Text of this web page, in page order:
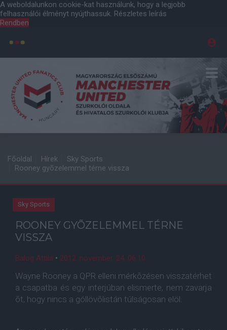
A weboldalunkon cookie-kat használunk, hogy a legjobb
felhasználói élményt nyújthassuk. Részletes leírás
Rendben
Főoldal Hírek
Sky Sports
Rooney gyõzelemmel térne vissza
Sky Sports
ROONEY GYÕZELEMMEL TÉRNE
VISSZA
Balog Attila • 2012. november. 24. 06:10
Wayne Rooney a QPR elleni mérkõzésen visszatérhet
a csapatba és egy interjúban elismerte, nem zavarja
õt, hogy nincs a góllövõlistán túlságosan elöl.